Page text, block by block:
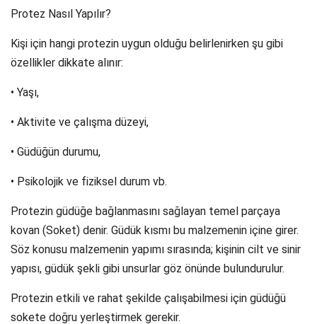
Protez Nasıl Yapılır?
Kişi için hangi protezin uygun olduğu belirlenirken şu gibi
özellikler dikkate alınır:
• Yaşı,
• Aktivite ve çalışma düzeyi,
• Güdüğün durumu,
• Psikolojik ve fiziksel durum vb.
Protezin güdüğe bağlanmasını sağlayan temel parçaya
kovan (Soket) denir. Güdük kısmı bu malzemenin içine girer.
Söz konusu malzemenin yapımı sırasında; kişinin cilt ve sinir
yapısı, güdük şekli gibi unsurlar göz önünde bulundurulur.
Protezin etkili ve rahat şekilde çalışabilmesi için güdüğü
sokete doğru yerleştirmek gerekir.